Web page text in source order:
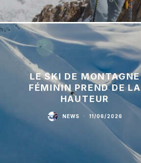
LE SKI DE MONTAGNE
FÉMININ PREND DE LA
HAUTEUR
NEWS · 11/06/2026